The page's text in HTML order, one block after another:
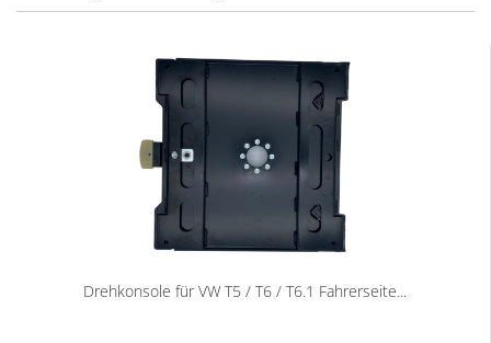
Drehkonsole für VW T5 / T6 / T6.1 Fahrerseite...